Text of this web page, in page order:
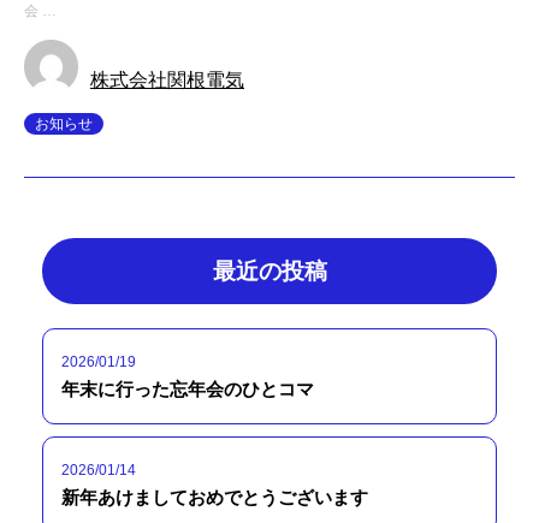
会 …
株式会社関根電気
お知らせ
最近の投稿
2026/01/19
年末に行った忘年会のひとコマ
2026/01/14
新年あけましておめでとうございます